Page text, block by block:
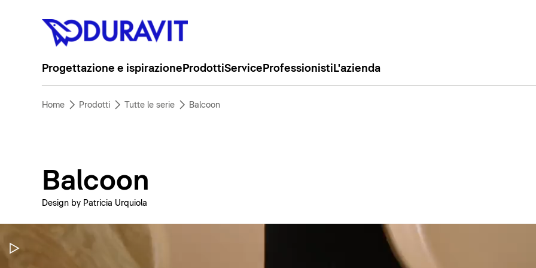
Progettazione e ispirazione ProdottiService Professionisti L'azienda
Home Prodotti Tutte le serie Balcoon
Balcoon
Design by Patricia Urquiola
Metti in pausa il video